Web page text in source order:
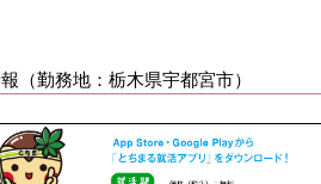
（勤務地：栃木県宇都宮市）